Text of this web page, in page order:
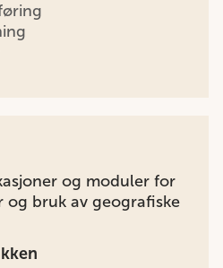
og moduler for
og bruk av geografiske